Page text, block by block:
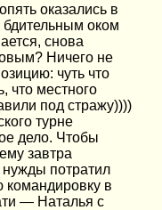
оказались в
оком
снова
Ничего не
чуть что
что местного
под стражу))))
турне
дело. Чтобы
завтра
нужды потратил
в
— Наталья с